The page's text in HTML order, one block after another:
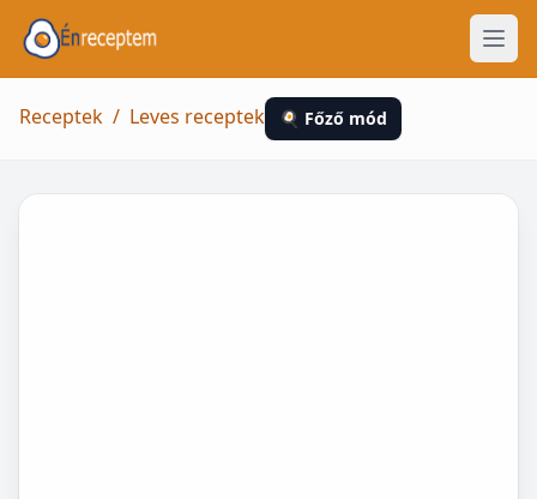
Receptek / Leves receptek 🍳 Főző mód